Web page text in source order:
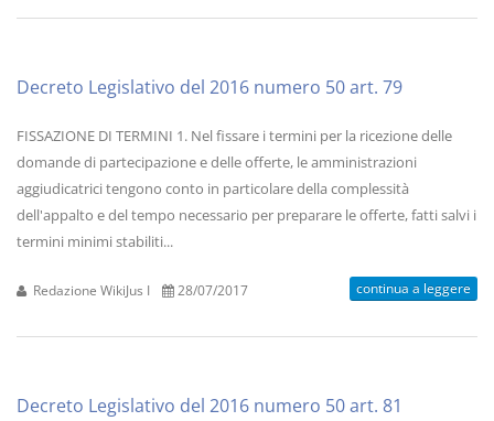
Decreto Legislativo del 2016 numero 50 art. 79
FISSAZIONE DI TERMINI 1. Nel fissare i termini per la ricezione delle
domande di partecipazione e delle offerte, le amministrazioni
aggiudicatrici tengono conto in particolare della complessità
dell'appalto e del tempo necessario per preparare le offerte, fatti salvi i
termini minimi stabiliti...
Redazione WikiJus I 28/07/2017 continua a leggere
Decreto Legislativo del 2016 numero 50 art. 81